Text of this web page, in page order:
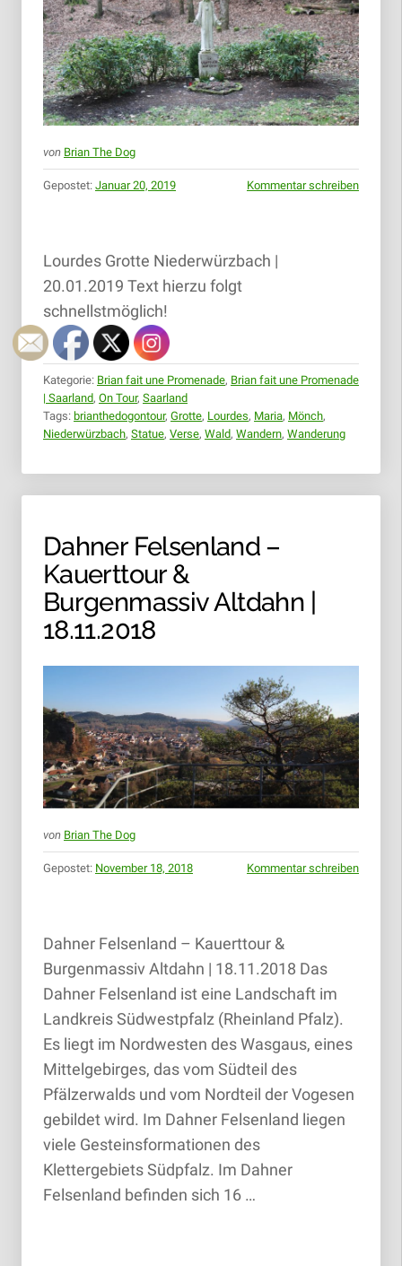
von Brian The Dog
Gepostet: Januar 20, 2019 Kommentar schreiben
Lourdes Grotte Niederwürzbach |
20.01.2019 Text hierzu folgt
schnellstmöglich!
Kategorie: Brian fait une Promenade, Brian fait une Promenade
| Saarland, On Tour, Saarland
Tags: brianthedogontour, Grotte, Lourdes, Maria, Mönch,
Niederwürzbach, Statue, Verse, Wald, Wandern, Wanderung
Dahner Felsenland –
Kauerttour &
Burgenmassiv Altdahn |
18.11.2018
von Brian The Dog
Gepostet: November 18, 2018 Kommentar schreiben
Dahner Felsenland – Kauerttour &
Burgenmassiv Altdahn | 18.11.2018 Das
Dahner Felsenland ist eine Landschaft im
Landkreis Südwestpfalz (Rheinland­ Pfalz).
Es liegt im Nordwesten des Wasgaus, eines
Mittelgebirges, das vom Südteil des
Pfälzerwalds und vom Nordteil der Vogesen
gebildet wird. Im Dahner Felsenland liegen
viele Gesteinsformationen des
Klettergebiets Südpfalz. Im Dahner
Felsenland befinden sich 16 …